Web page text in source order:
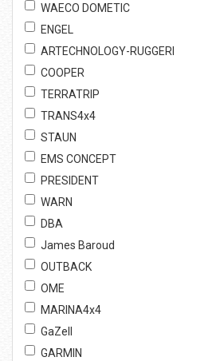
WAECO DOMETIC
ENGEL
ARTECHNOLOGY-RUGGERI
COOPER
TERRATRIP
TRANS4x4
STAUN
EMS CONCEPT
PRESIDENT
WARN
DBA
James Baroud
OUTBACK
OME
MARINA4x4
GaZell
GARMIN